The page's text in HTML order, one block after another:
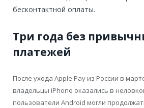
бесконтактной оплаты.
Три года без
платежей
После ухода Apple Pay из России в
владельцы iPhone оказались в
пользователи Android могли